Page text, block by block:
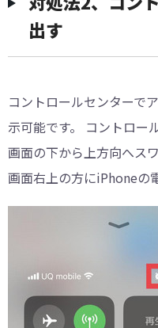
出す
コントロールセンターで
示可能です。 コントロー
画面の下から上方向へス
画面右上の方にiPhoneの